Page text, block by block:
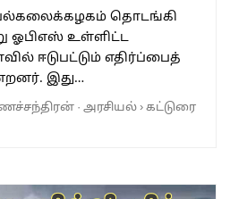
தொடங்கி
ஓபிஎஸ் உள்ளிட்ட
ஈடுபட்டும் எதிர்ப்பைத்
இது…
· அரசியல்›கட்டுரை